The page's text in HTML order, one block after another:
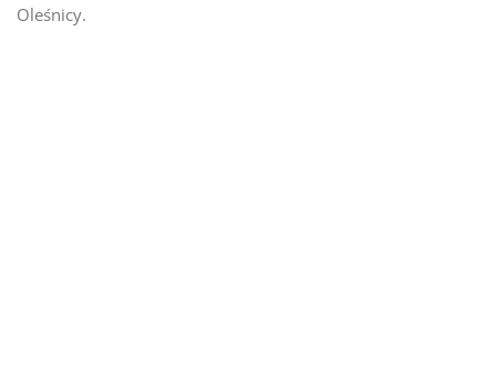
Oleśnicy.